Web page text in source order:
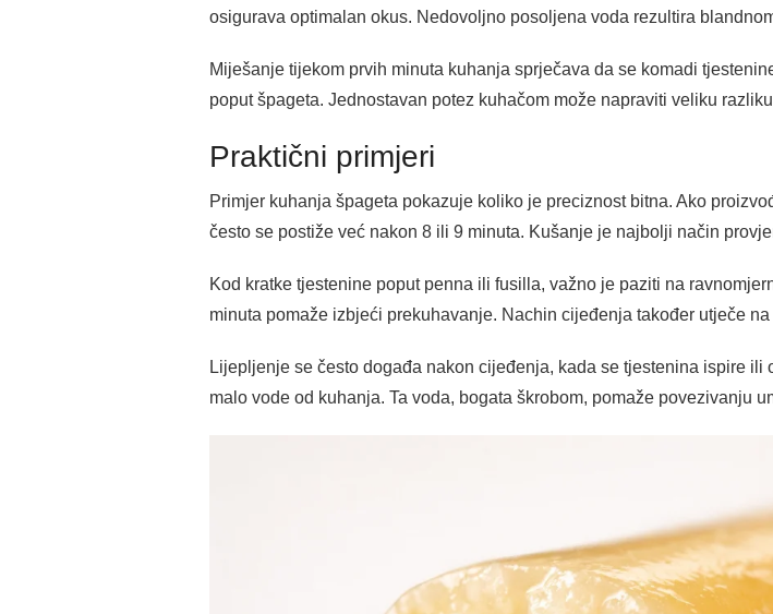
osigurava optimalan okus. Nedovoljno posoljena voda rezultira
Miješanje tijekom prvih minuta kuhanja sprječava da se komadi
poput špageta. Jednostavan potez kuhačom može napraviti veliku
Praktični primjeri
Primjer kuhanja špageta pokazuje koliko je preciznost bitna. Ako
često se postiže već nakon 8 ili 9 minuta. Kušanje je najbolji način
Kod kratke tjestenine poput penna ili fusilla, važno je paziti na
minuta pomaže izbjeći prekuhavanje. Nachin cijeđenja također utječe
Lijepljenje se često događa nakon cijeđenja, kada se tjestenina ispire
malo vode od kuhanja. Ta voda, bogata škrobom, pomaže povezivanju